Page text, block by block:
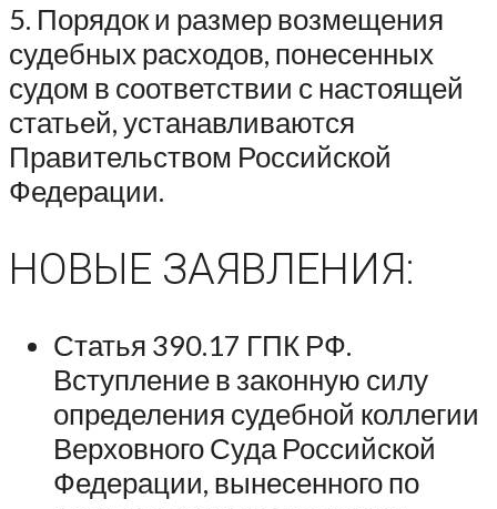
5. Порядок и размер возмещения
судебных расходов, понесенных
судом в соответствии с настоящей
статьей, устанавливаются
Правительством Российской
Федерации.
НОВЫЕ ЗАЯВЛЕНИЯ:
Статья 390.17 ГПК РФ.
Вступление в законную силу
определения судебной коллегии
Верховного Суда Российской
Федерации, вынесенного по